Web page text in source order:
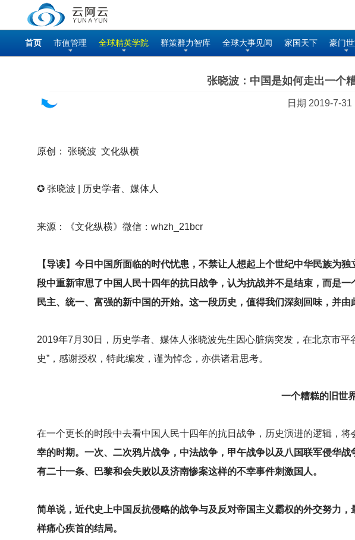
首页 市值管理 全球精英学院 群策群力智库 全球大事见闻 家国天下 豪门
张晓波：中国是如何走出一个
日期 2019-7-31
原创： 张晓波 文化纵横
✪ 张晓波 | 历史学者、媒体人
来源：《文化纵横》微信：whzh_21bcr
【导读】 今日中国所面临的时代忧患，不禁让人想起上个世纪中华民族为
段中重新审思了中国人民十四年的抗日战争，认为抗战并不是结束，而是
民主、统一、富强的新中国的开始。这一段历史，值得我们深刻回味，并由
2019年7月30日，历史学者、媒体人张晓波先生因心脏病突发，在北京市
史”，感谢授权，特此编发，谨为悼念，亦供诸君思考。
一个糟糕的旧世
在一个更长的时段中去看中国人民十四年的抗日战争，历史演进的逻辑，将
幸的时期。一次、二次鸦片战争，中法战争，甲午战争以及八国联军侵华
有二十一条、巴黎和会失败以及济南惨案这样的不幸事件刺激国人。
简单说，近代史上中国反抗侵略的战争与及反对帝国主义霸权的外交努力
样痛心疾首的结局。